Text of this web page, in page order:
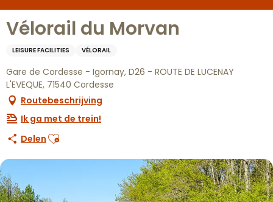
Vélorail du Morvan
LEISURE FACILITIES VÉLORAIL
Gare de Cordesse - Igornay, D26 - ROUTE DE LUCENAY
L'EVEQUE, 71540 Cordesse
Routebeschrijving
Ik ga met de trein!
Delen Ajouter aux favoris